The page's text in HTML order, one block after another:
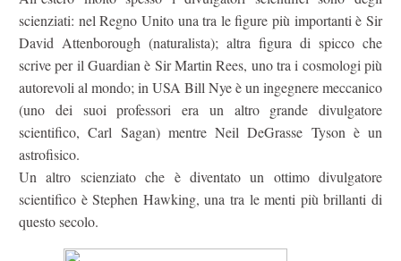
scienziati: nel Regno Unito una tra le figure più importanti è Sir
David Attenborough (naturalista); altra figura di spicco che
scrive per il Guardian è Sir Martin Rees, uno tra i cosmologi più
autorevoli al mondo; in USA Bill Nye è un ingegnere meccanico
(uno dei suoi professori era un altro grande divulgatore
scientifico, Carl Sagan) mentre Neil DeGrasse Tyson è un
astrofisico.
Un altro scienziato che è diventato un ottimo divulgatore
scientifico è Stephen Hawking, una tra le menti più brillanti di
questo secolo.